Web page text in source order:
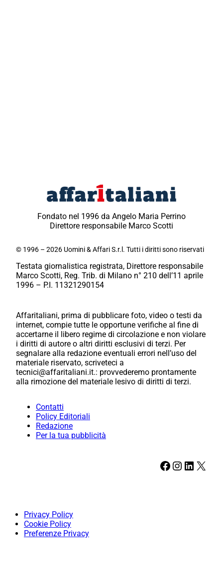
Fondato nel 1996 da Angelo Maria Perrino
Direttore responsabile Marco Scotti
© 1996 – 2026 Uomini & Affari S.r.l. Tutti i diritti sono riservati
Testata giornalistica registrata, Direttore responsabile
Marco Scotti, Reg. Trib. di Milano n° 210 dell’11 aprile
1996 – P.I. 11321290154
Affaritaliani, prima di pubblicare foto, video o testi da
internet, compie tutte le opportune verifiche al fine di
accertarne il libero regime di circolazione e non violare
i diritti di autore o altri diritti esclusivi di terzi. Per
segnalare alla redazione eventuali errori nell’uso del
materiale riservato, scriveteci a
tecnici@affaritaliani.it.: provvederemo prontamente
alla rimozione del materiale lesivo di diritti di terzi.
Contatti
Policy Editoriali
Redazione
Per la tua pubblicità
Facebook Instagram LinkedIn X
Privacy Policy
Cookie Policy
Preferenze Privacy